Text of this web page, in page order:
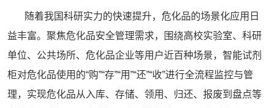
随着我国科研实力的快速提升，危化品的场景化应用日
益丰富。聚焦危化品安全管理需求，围绕高校实验室、科研
单位、公共场所、危化品企业等用户近百种场景， 智能试剂
柜对危化品使用的“购”“存”“用”“还”“收”进行全流程监控与管
理，实现危化品从入库、存储、领用、归还、报废到盘点等